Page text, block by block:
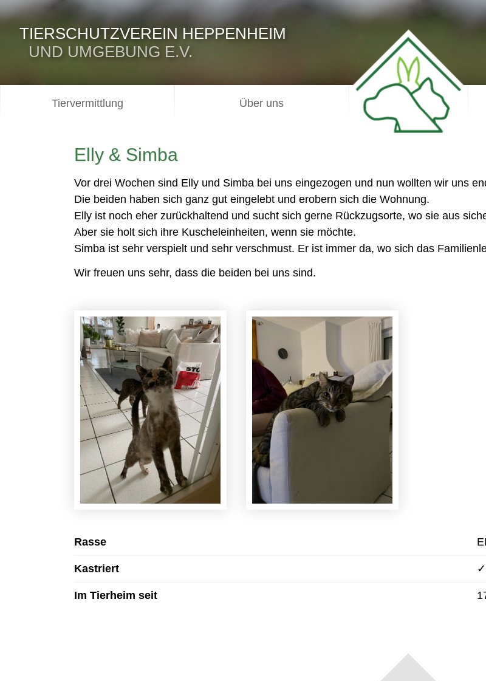
TIERSCHUTZVEREIN HEPPENHEIM
UND UMGEBUNG E.V.
Tiervermittlung Über uns
Elly & Simba
Vor drei Wochen sind Elly und Simba bei uns eingezogen und nun wollten wir uns
Die beiden haben sich ganz gut eingelebt und erobern sich die Wohnung.
Elly ist noch eher zurückhaltend und sucht sich gerne Rückzugsorte, wo sie aus
Aber sie holt sich ihre Kuscheleinheiten, wenn sie möchte.
Simba ist sehr verspielt und sehr verschmust. Er ist immer da, wo sich das
Wir freuen uns sehr, dass die beiden bei uns sind.
Rasse
Kastriert ✓
Im Tierheim seit